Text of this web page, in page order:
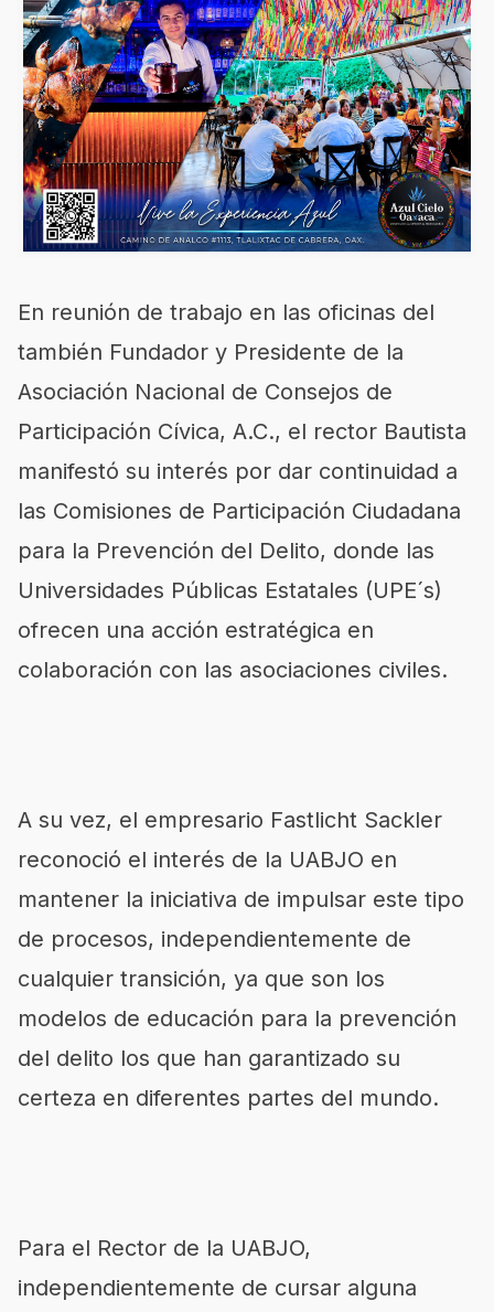
En reunión de trabajo en las oficinas del
también Fundador y Presidente de la
Asociación Nacional de Consejos de
Participación Cívica, A.C., el rector Bautista
manifestó su interés por dar continuidad a
las Comisiones de Participación Ciudadana
para la Prevención del Delito, donde las
Universidades Públicas Estatales (UPE´s)
ofrecen una acción estratégica en
colaboración con las asociaciones civiles.
A su vez, el empresario Fastlicht Sackler
reconoció el interés de la UABJO en
mantener la iniciativa de impulsar este tipo
de procesos, independientemente de
cualquier transición, ya que son los
modelos de educación para la prevención
del delito los que han garantizado su
certeza en diferentes partes del mundo.
Para el Rector de la UABJO,
independientemente de cursar alguna